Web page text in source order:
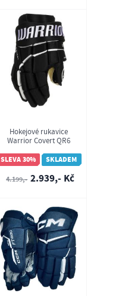
Hokejové rukavice
Warrior Covert QR6
SLEVA 30%
SKLADEM
4.199,- 2.939,- Kč